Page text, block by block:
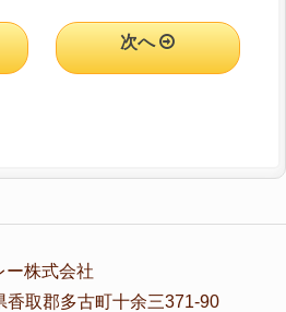
次へ
ー株式会社
取郡多古町十余三371-90